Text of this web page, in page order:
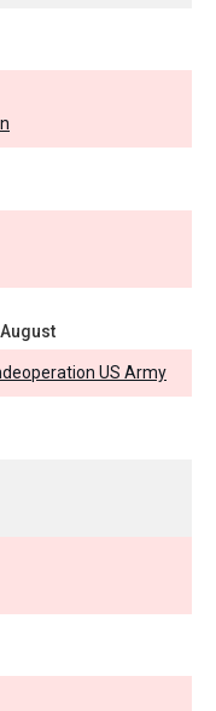
August
US Army